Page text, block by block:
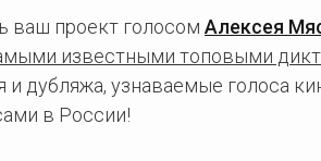
проект голосом Алексея
известными топовыми
и дубляжа, узнаваемые голоса
в России!